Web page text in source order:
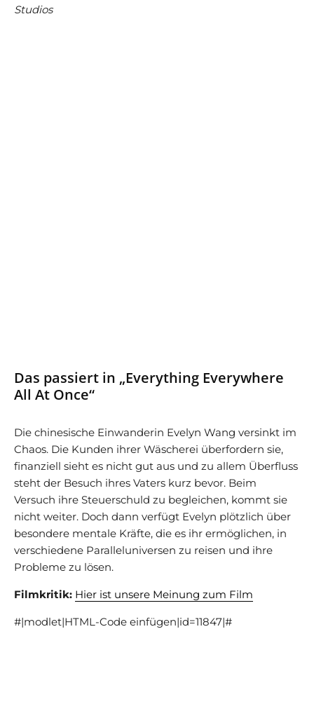
Studios
Das passiert in „Everything Everywhere
All At Once“
Die chinesische Einwanderin Evelyn Wang versinkt im
Chaos. Die Kunden ihrer Wäscherei überfordern sie,
finanziell sieht es nicht gut aus und zu allem Überfluss
steht der Besuch ihres Vaters kurz bevor. Beim
Versuch ihre Steuerschuld zu begleichen, kommt sie
nicht weiter. Doch dann verfügt Evelyn plötzlich über
besondere mentale Kräfte, die es ihr ermöglichen, in
verschiedene Paralleluniversen zu reisen und ihre
Probleme zu lösen.
Filmkritik: Hier ist unsere Meinung zum Film
#|modlet|HTML-Code einfügen|id=11847|#